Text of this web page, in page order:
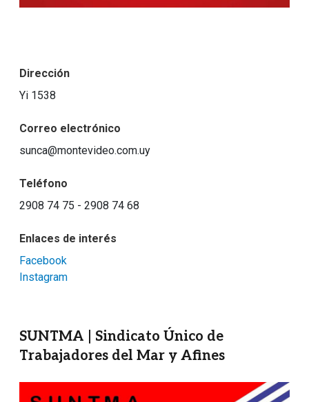
Dirección
Yi 1538
Correo electrónico
sunca@montevideo.com.uy
Teléfono
2908 74 75 - 2908 74 68
Enlaces de interés
Facebook
Instagram
SUNTMA | Sindicato Único de
Trabajadores del Mar y Afines